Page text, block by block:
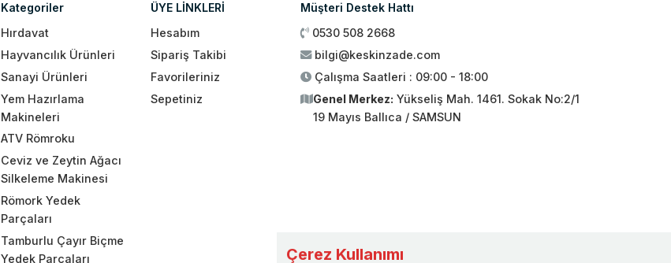
Kategoriler
Hırdavat
Hayvancılık Ürünleri
Sanayi Ürünleri
Yem Hazırlama
Makineleri
ATV Römroku
Ceviz ve Zeytin Ağacı
Silkeleme Makinesi
Römork Yedek
Parçaları
Tamburlu Çayır Biçme
Yedek Parçaları
ÜYE LİNKLERİ
Hesabım
Sipariş Takibi
Favorileriniz
Sepetiniz
Müşteri Destek Hattı
0530 508 2668
bilgi@keskinzade.com
Çalışma Saatleri : 09:00 - 18:00
Genel Merkez: Yükseliş Mah. 1461. Sokak No:2/1
19 Mayıs Ballıca / SAMSUN
Çerez Kullanımı